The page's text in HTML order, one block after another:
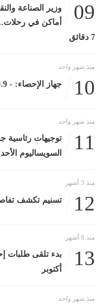
09
وزير الصناعة
7 دقائق
منذ شهر واحد
10 جهاز الإحصاء: - 0.9% معدل التضخم الشهرى لشهر يونيو 2026
منذ شهر واحد
11
توجيهات رئاسية
السويساليوم الأحد، 28 يونيو 2026 01:52
منذ 3 أشهر
12 تسنيم تكشف
منذ 8 أشهر
13
أكتوبر
منذ شهر واحد